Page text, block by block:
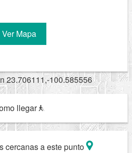
Ver Mapa
23.706111,-100.585556
llegar
cercanas a este punto